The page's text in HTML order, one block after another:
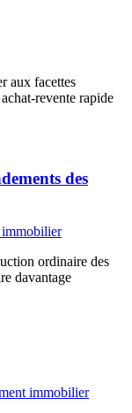
aux facettes
revente rapide
des
immobilier
ordinaire des
davantage
immobilier